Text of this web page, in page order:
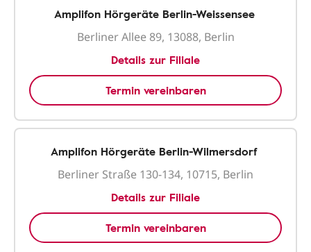
Amplifon Hörgeräte Berlin-Weissensee
Berliner Allee 89, 13088, Berlin
Details zur Filiale
Termin vereinbaren
Amplifon Hörgeräte Berlin-Wilmersdorf
Berliner Straße 130-134, 10715, Berlin
Details zur Filiale
Termin vereinbaren